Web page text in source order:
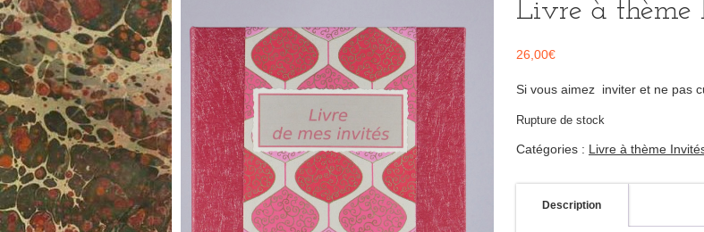
Livre à thème
26,00€
Si vous aimez inviter et ne pas
Rupture de stock
Catégories : Livre à thème
Description